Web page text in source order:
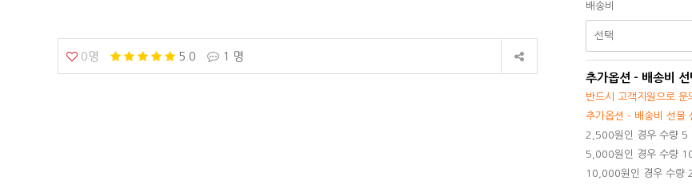
0명 5.0 1 명
배송비
추가옵션 - 배송비
반드시 고객지원으로
추가옵션 - 배송비 선불
2,500원인 경우 수량 5
5,000원인 경우 수량
10,000원인 경우 수량